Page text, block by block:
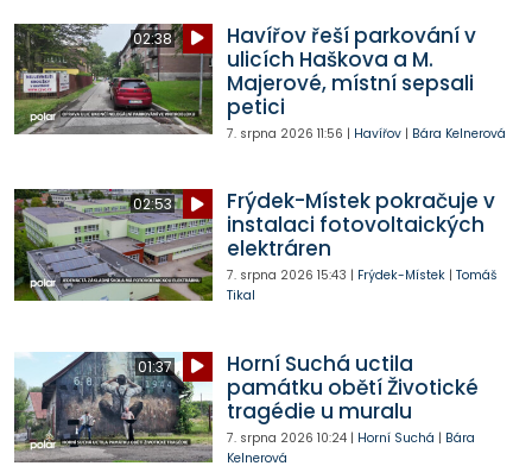
02:38
Havířov řeší parkování v
ulicích Haškova a M.
Majerové, místní sepsali
petici
7. srpna 2026 11:56 | Havířov| Bára Kelnerová
02:53
Frýdek-Místek pokračuje v
instalaci fotovoltaických
elektráren
7. srpna 2026 15:43 | Frýdek-Místek| Tomáš
Tikal
01:37
Horní Suchá uctila
památku obětí Životické
tragédie u muralu
7. srpna 2026 10:24| Horní Suchá | Bára
Kelnerová